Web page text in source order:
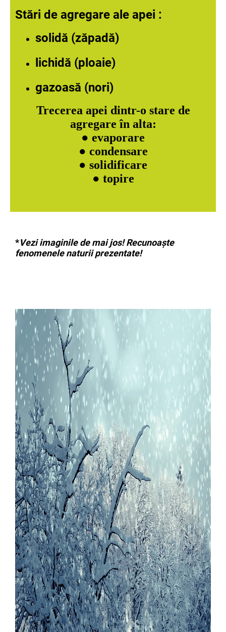
Stări de agregare ale apei :
solidă (zăpadă)
lichidă (ploaie)
gazoasă (nori)
Trecerea apei dintr-o stare de
agregare în alta:
● evaporare
● condensare
● solidificare
● topire
*Vezi imaginile de mai jos! Recunoaște
fenomenele naturii prezentate!